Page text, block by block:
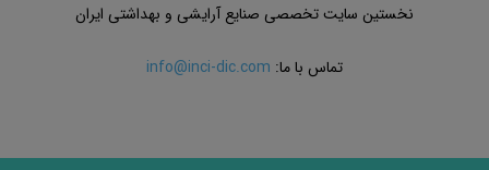
نخستین سایت تخصصی صنایع آرایشی و بهداشتی ایران
تماس با ما: info@inci-dic.com